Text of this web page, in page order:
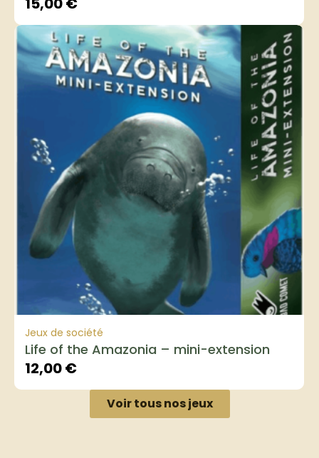
Jeux de société
Life of the Amazonia – mini-extension
12,00€
Voir tous nos jeux